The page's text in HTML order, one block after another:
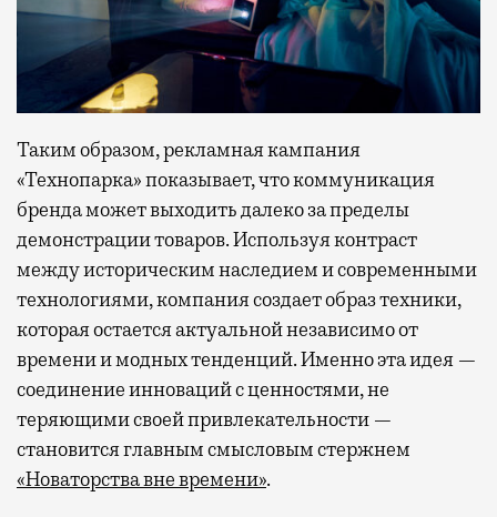
Таким образом, рекламная кампания
«Технопарка» показывает, что коммуникация
бренда может выходить далеко за пределы
демонстрации товаров. Используя контраст
между историческим наследием и современными
технологиями, компания создает образ техники,
которая остается актуальной независимо от
времени и модных тенденций. Именно эта идея —
соединение инноваций с ценностями, не
теряющими своей привлекательности —
становится главным смысловым стержнем
«Новаторства вне времени».